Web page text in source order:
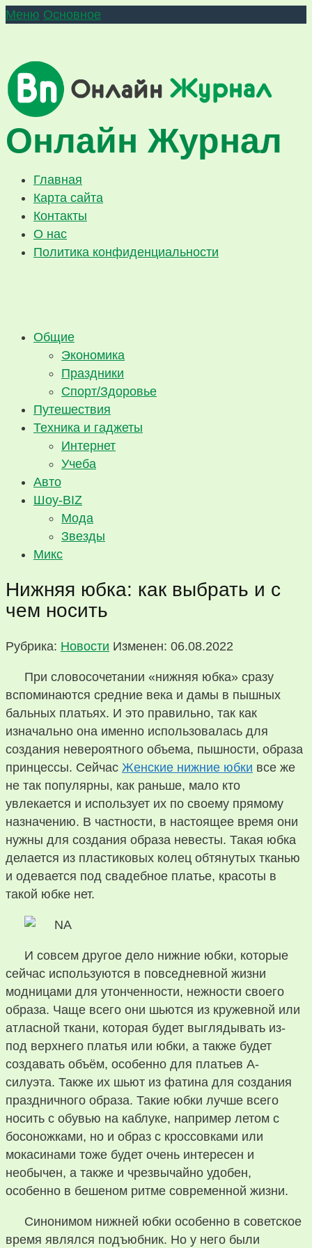
Меню Основное
Онлайн Журнал
Главная
Карта сайта
Контакты
О нас
Политика конфиденциальности
Общие
Экономика
Праздники
Спорт/Здоровье
Путешествия
Техника и гаджеты
Интернет
Учеба
Авто
Шоу-BIZ
Мода
Звезды
Микс
Нижняя юбка: как выбрать и с
чем носить
Рубрика: Новости Изменен: 06.08.2022
При словосочетании «нижняя юбка» сразу
вспоминаются средние века и дамы в пышных
бальных платьях. И это правильно, так как
изначально она именно использовалась для
создания невероятного объема, пышности, образа
принцессы. Сейчас Женские нижние юбки все же
не так популярны, как раньше, мало кто
увлекается и использует их по своему прямому
назначению. В частности, в настоящее время они
нужны для создания образа невесты. Такая юбка
делается из пластиковых колец обтянутых тканью
и одевается под свадебное платье, красоты в
такой юбке нет.
И совсем другое дело нижние юбки, которые
сейчас используются в повседневной жизни
модницами для утонченности, нежности своего
образа. Чаще всего они шьются из кружевной или
атласной ткани, которая будет выглядывать из-
под верхнего платья или юбки, а также будет
создавать объём, особенно для платьев А-
силуэта. Также их шьют из фатина для создания
праздничного образа. Такие юбки лучше всего
носить с обувью на каблуке, например летом с
босоножками, но и образ с кроссовками или
мокасинами тоже будет очень интересен и
необычен, а также и чрезвычайно удобен,
особенно в бешеном ритме современной жизни.
Синонимом нижней юбки особенно в советское
время являлся подъюбник. Но у него были